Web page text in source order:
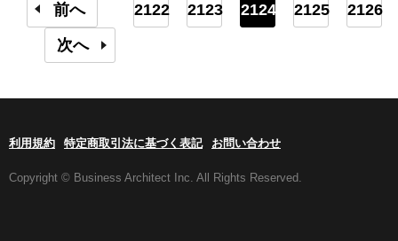
前へ 2122 2123 2124 2125
2126
次へ
利用規約 特定商取引法に基づく表記 お問い合わせ
Copyright © Business Architect Inc. All Rights Reserved.